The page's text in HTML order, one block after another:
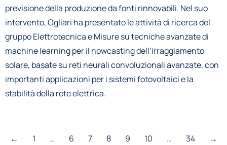
previsione della produzione da fonti rinnovabili. Nel suo
intervento, Ogliari ha presentato le attività di ricerca del
gruppo Elettrotecnica e Misure su tecniche avanzate di
machine learning per il nowcasting dell’irraggiamento
solare, basate su reti neurali convoluzionali avanzate, con
importanti applicazioni per i sistemi fotovoltaici e la
stabilità della rete elettrica.
← 1 … 6 7 8 9 10 … 34 →